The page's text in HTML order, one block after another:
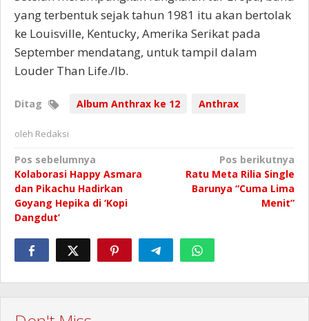
yang terbentuk sejak tahun 1981 itu akan bertolak
ke Louisville, Kentucky, Amerika Serikat pada
September mendatang, untuk tampil dalam
Louder Than Life./Ib.
Ditag Album Anthrax ke 12 Anthrax
oleh Redaksi
Navigasi
pos
Pos sebelumnya
Kolaborasi Happy Asmara
dan Pikachu Hadirkan
Goyang Hepika di ‘Kopi
Dangdut’
Pos berikutnya
Ratu Meta Rilia Single
Barunya “Cuma Lima
Menit”